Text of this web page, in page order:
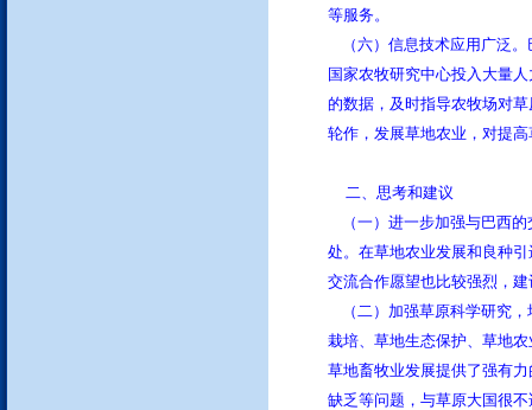
等服务。
（六）信息技术应用广泛
国家农牧研究中心投入大量
的数据，及时指导农牧场对
轮作，发展草地农业，对提
二、思考和建议
（一）进一步加强与巴西的
处。在草地农业发展和良种
交流合作愿望也比较强烈，
（二）加强草原科学研究
栽培、草地生态保护、草地
草地畜牧业发展提供了强有
缺乏等问题，与草原大国很